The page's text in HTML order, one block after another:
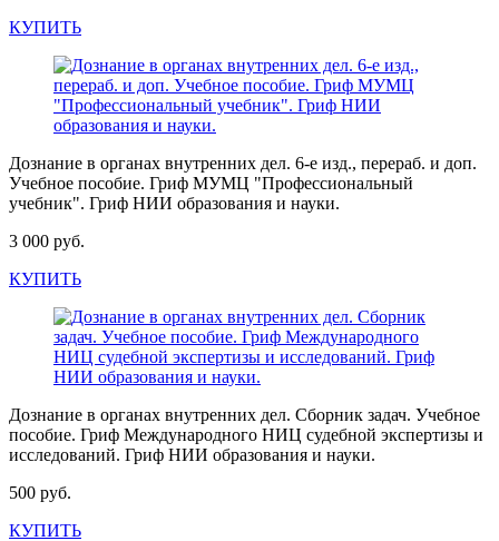
КУПИТЬ
Дознание в органах внутренних дел. 6-е изд., перераб. и доп.
Учебное пособие. Гриф МУМЦ "Профессиональный
учебник". Гриф НИИ образования и науки.
3 000 руб.
КУПИТЬ
Дознание в органах внутренних дел. Сборник задач. Учебное
пособие. Гриф Международного НИЦ судебной экспертизы и
исследований. Гриф НИИ образования и науки.
500 руб.
КУПИТЬ